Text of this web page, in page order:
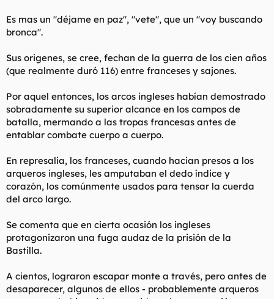
Es mas un "déjame en paz", "vete", que un "voy buscando
bronca".
Sus origenes, se cree, fechan de la guerra de los cien años
(que realmente duró 116) entre franceses y sajones.
Por aquel entonces, los arcos ingleses habían demostrado
sobradamente su superior alcance en los campos de
batalla, mermando a las tropas francesas antes de
entablar combate cuerpo a cuerpo.
En represalia, los franceses, cuando hacian presos a los
arqueros ingleses, les amputaban el dedo índice y
corazón, los comúnmente usados para tensar la cuerda
del arco largo.
Se comenta que en cierta ocasión los ingleses
protagonizaron una fuga audaz de la prisión de la
Bastilla.
A cientos, lograron escapar monte a través, pero antes de
desaparecer, algunos de ellos - probablemente arqueros